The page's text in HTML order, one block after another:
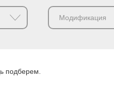
Модификация
подберем.